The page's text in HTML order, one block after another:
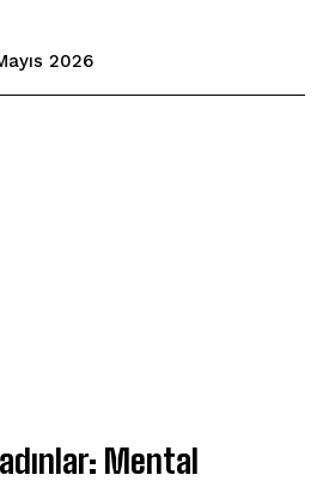
2026
Mental